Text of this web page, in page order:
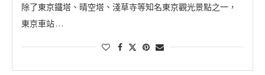
除了東京鐵塔、晴空塔、淺草寺等知名東京觀光景點之一，
東京車站 …